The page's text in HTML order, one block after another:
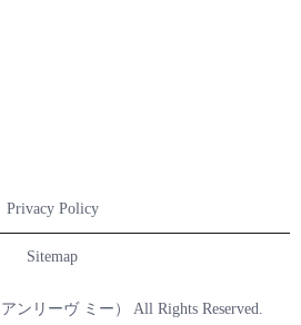
Privacy Policy
Sitemap
ンリーヴ ミー） All Rights Reserved.